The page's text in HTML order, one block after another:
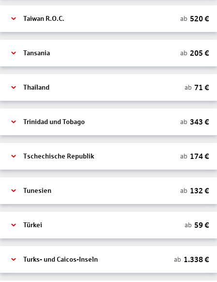
Taiwan R.O.C. ab 520€
Tansania ab 205 €
Thailand ab 71 €
Trinidad und Tobago ab 343 €
Tschechische Republik ab 174€
Tunesien ab 132 €
Türkei ab 59€
Turks- und Caicos-Inseln ab 1.338€